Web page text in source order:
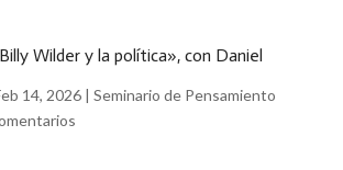
Wilder y la política», con Daniel
14, 2026| Seminario de Pensamiento